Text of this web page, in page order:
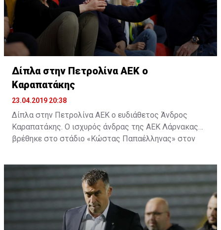
Δίπλα στην Πετρολίνα ΑΕΚ ο
Καραπατάκης
23.04.2019 20:38
Δίπλα στην Πετρολίνα ΑΕΚ ο ευδιάθετος Άνδρος
Καραπατάκης. Ο ισχυρός άνδρας της ΑΕΚ Λάρνακας
βρέθηκε στο στάδιο «Κώστας Παπαέλληνας» στον
δεύτερο αγώνα της σειράς της Πετρολίνας ΑΕΚ με τον